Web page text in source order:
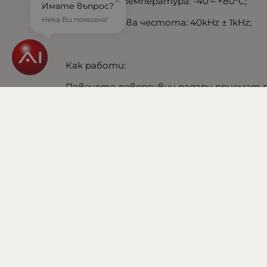
*Ултразвукова честота: 40kHz ± 1kHz;
Как работи:
Повечето реверсивни радари приемат
Имате въпрос?
Нека Ви помогна!